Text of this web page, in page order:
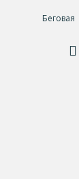
Беговая